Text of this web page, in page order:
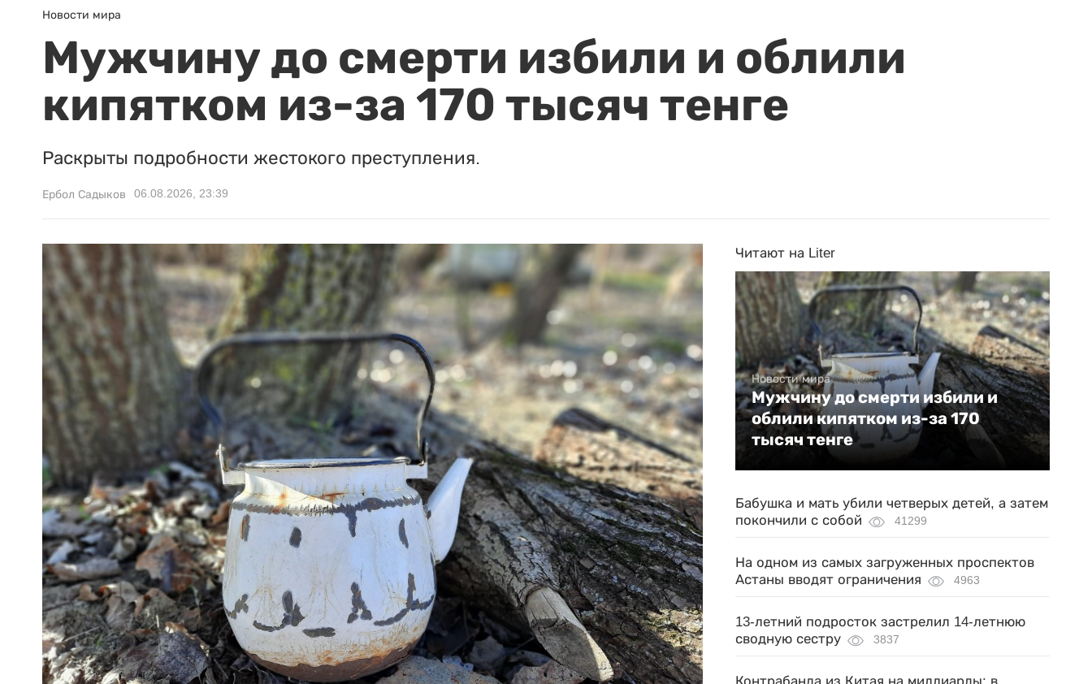
Новости мира
Мужчину до смерти избили и облили
кипятком из-за 170 тысяч тенге
Раскрыты подробности жестокого преступления.
Ербол Садыков 06.08.2026, 23:39
Читают на Liter
Новости мира
Мужчину до смерти избили и
облили кипятком из-за 170
тысяч тенге
Бабушка и мать убили четверых детей, а затем
покончили с собой
41299
На одном из самых загруженных проспектов
Астаны вводят ограничения
4963
13-летний подросток застрелил 14-летнюю
сводную сестру
3837